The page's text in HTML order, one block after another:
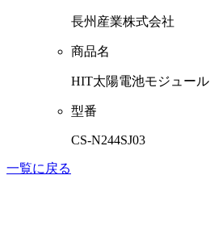
長州産業株式会社
商品名
HIT太陽電池モジュール
型番
CS-N244SJ03
一覧に戻る